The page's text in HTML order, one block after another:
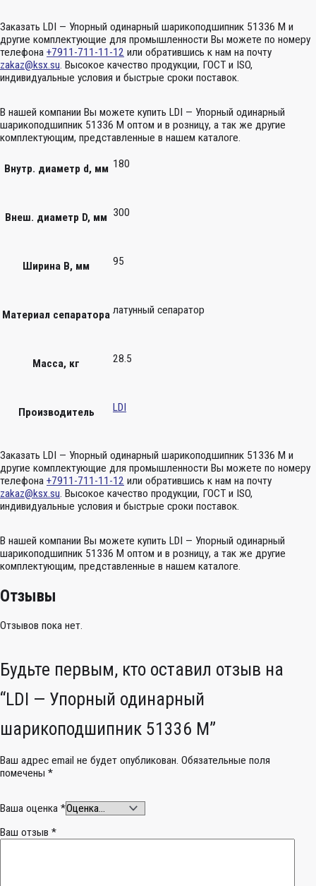
Заказать LDI — Упорный одинарный шарикоподшипник 51336 M и
другие комплектующие для промышленности Вы можете по номеру
телефона +7911-711-11-12 или обратившись к нам на почту
zakaz@ksx.su. Высокое качество продукции, ГОСТ и ISO,
индивидуальные условия и быстрые сроки поставок.
В нашей компании Вы можете купить LDI — Упорный одинарный
шарикоподшипник 51336 M оптом и в розницу, а так же другие
комплектующим, представленные в нашем каталоге.
Внутр. диаметр d, мм 180
Внеш. диаметр D, мм 300
Ширина B, мм 95
Материал сепаратора латунный сепаратор
Масса, кг 28.5
Производитель LDI
Заказать LDI — Упорный одинарный шарикоподшипник 51336 M и
другие комплектующие для промышленности Вы можете по номеру
телефона +7911-711-11-12 или обратившись к нам на почту
zakaz@ksx.su. Высокое качество продукции, ГОСТ и ISO,
индивидуальные условия и быстрые сроки поставок.
В нашей компании Вы можете купить LDI — Упорный одинарный
шарикоподшипник 51336 M оптом и в розницу, а так же другие
комплектующим, представленные в нашем каталоге.
Отзывы
Отзывов пока нет.
Будьте первым, кто оставил отзыв на
“LDI — Упорный одинарный
шарикоподшипник 51336 M”
Ваш адрес email не будет опубликован. Обязательные поля
помечены *
Ваша оценка *
Ваш отзыв *